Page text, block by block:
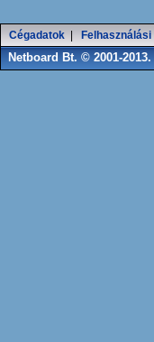
Cégadatok
Netboard Bt. © 2001-2013.